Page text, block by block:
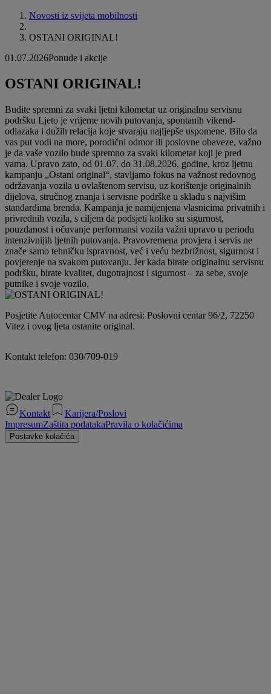
Novosti iz svijeta mobilnosti
OSTANI ORIGINAL!
01.07.2026Ponude i akcije
OSTANI ORIGINAL!
Budite spremni za svaki ljetni kilometar uz originalnu servisnu
podršku Ljeto je vrijeme novih putovanja, spontanih vikend-
odlazaka i dužih relacija koje stvaraju najljepše uspomene. Bilo da
vas put vodi na more, porodični odmor ili poslovne obaveze, važno
je da vaše vozilo bude spremno za svaki kilometar koji je pred
vama. Upravo zato, od 01.07. do 31.08.2026. godine, kroz ljetnu
kampanju „Ostani original“, stavljamo fokus na važnost redovnog
održavanja vozila u ovlaštenom servisu, uz korištenje originalnih
dijelova, stručnog znanja i servisne podrške u skladu s najvišim
standardima brenda. Kampanja je namijenjena vlasnicima privatnih i
privrednih vozila, s ciljem da podsjeti koliko su sigurnost,
pouzdanost i očuvanje performansi vozila važni upravo u periodu
intenzivnijih ljetnih putovanja. Pravovremena provjera i servis ne
znače samo tehničku ispravnost, već i veću bezbrižnost, sigurnost i
povjerenje na svakom putovanju. Jer kada birate originalnu servisnu
podršku, birate kvalitet, dugotrajnost i sigurnost – za sebe, svoje
putnike i svoje vozilo.
Posjetite Autocentar CMV na adresi: Poslovni centar 96/2, 72250
Vitez i ovog ljeta ostanite original.
Kontakt telefon: 030/709-019
Kontakt
Karijera/Poslovi
ImpresumZaštita podatakaPravila o kolačićima
Postavke kolačića